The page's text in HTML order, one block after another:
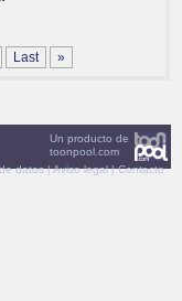
Last »
Un producto de
toonpool.com
datos|Aviso legal|Contacto